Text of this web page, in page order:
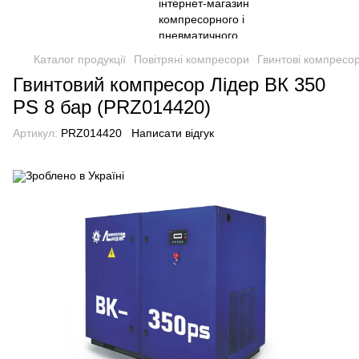
Каталог продукції Повітряні компресори Гвинтові
Гвинтовий компресор Лідер ВК 350
PS 8 бар (PRZ014420)
Артикул: PRZ014420 Написати відгук